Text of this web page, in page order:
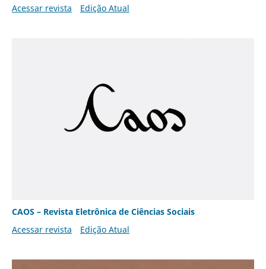
Acessar revista
Edição Atual
CAOS – Revista Eletrônica de Ciências Sociais
Acessar revista
Edição Atual